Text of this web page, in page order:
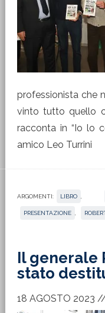
professionista che
vinto tutto quello
racconta in “Io lo
amico Leo Turrini
ARGOMENTI: LIBRO
PRESENTAZIONE
Il generale
stato
18 AGOSTO 2023